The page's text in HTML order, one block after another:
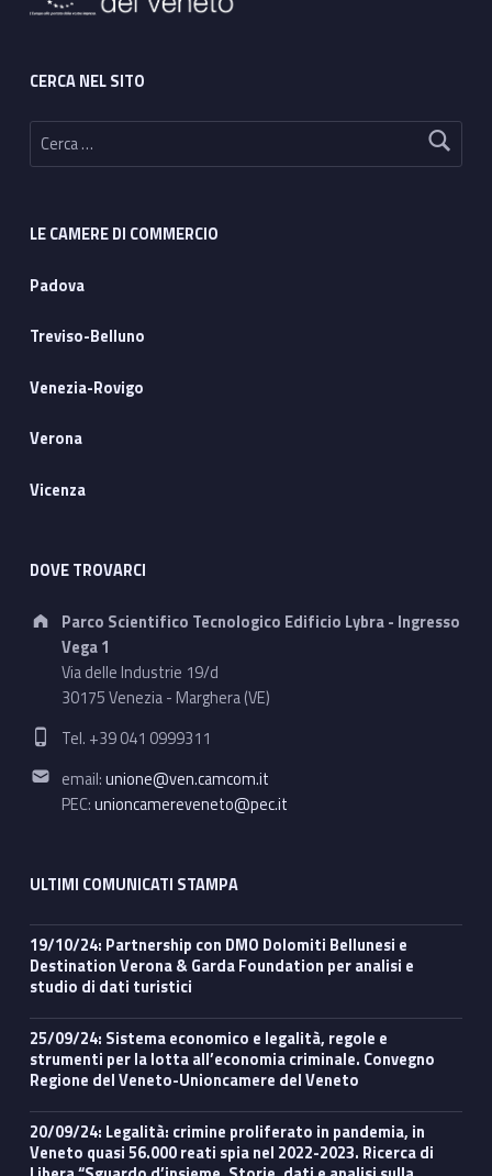
CERCA NEL SITO
Ricerca per:
LE CAMERE DI COMMERCIO
Padova
Treviso-Belluno
Venezia-Rovigo
Verona
Vicenza
DOVE TROVARCI
Address:
Parco Scientifico Tecnologico Edificio Lybra - Ingresso
Vega 1
Via delle Industrie 19/d
30175 Venezia - Marghera (VE)
Phone number:
Tel. +39 041 0999311
Email address:
email:unione@ven.camcom.it
PEC:unioncamereveneto@pec.it
ULTIMI COMUNICATI STAMPA
19/10/24: Partnership con DMO Dolomiti Bellunesi e
Destination Verona & Garda Foundation per analisi e
studio di dati turistici
25/09/24: Sistema economico e legalità, regole e
strumenti per la lotta all’economia criminale. Convegno
Regione del Veneto-Unioncamere del Veneto
20/09/24: Legalità: crimine proliferato in pandemia, in
Veneto quasi 56.000 reati spia nel 2022-2023. Ricerca di